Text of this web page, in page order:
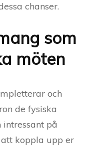
chanser.
som
möten
och
de fysiska
på
koppla upp er